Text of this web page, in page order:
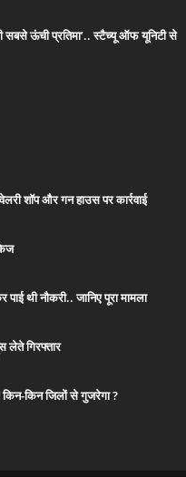
सबसे ऊंची प्रतिमा’.. स्टैच्यू ऑफ यूनिटी से
शॉप और गन हाउस पर कार्रवाई
थी नौकरी.. जानिए पूरा मामला
गिरफ्तार
किन जिलों से गुजरेगा ?